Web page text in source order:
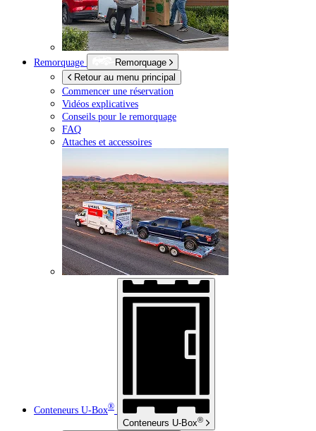
Remorquage
Remorquage
Retour au menu principal
Commencer une réservation
Vidéos explicatives
Conseils pour le remorquage
FAQ
Attaches et accessoires
Conteneurs U-Box®
Conteneurs U-Box®